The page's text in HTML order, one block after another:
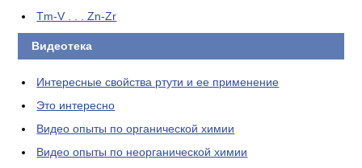
Tm-V . . . Zn-Zr
Видеотека
Интересные свойства ртути и ее применение
Это интересно
Видео опыты по органической химии
Видео опыты по неорганической химии